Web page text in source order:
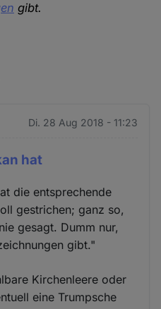
gibt.
Di. 28 Aug 2018 - 11:23
hat
die entsprechende
gestrichen; ganz so,
gesagt. Dumm nur,
gibt."
Kirchenleere oder
eine Trumpsche